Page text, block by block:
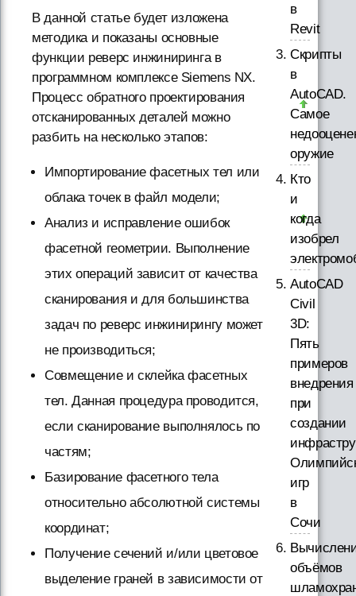
В данной статье будет изложена
методика и показаны основные
функции реверс инжиниринга в
программном комплексе Siemens NX.
Процесс обратного проектирования
отсканированных деталей можно
разбить на несколько этапов:
Импортирование фасетных тел или
облака точек в файл модели;
Анализ и исправление ошибок
фасетной геометрии. Выполнение
этих операций зависит от качества
сканирования и для большинства
задач по реверс инжинирингу может
не производиться;
Совмещение и склейка фасетных
тел. Данная процедура проводится,
если сканирование выполнялось по
частям;
Базирование фасетного тела
относительно абсолютной системы
координат;
Получение сечений и/или цветовое
выделение граней в зависимости от
в
Revit
Скрипты
в
AutoCAD.
Самое
оружие
Кто
и
когда
изобрел
AutoCAD
Civil
3D:
Пять
примеров
внедрения
при
создании
игр
в
Сочи
объёмов